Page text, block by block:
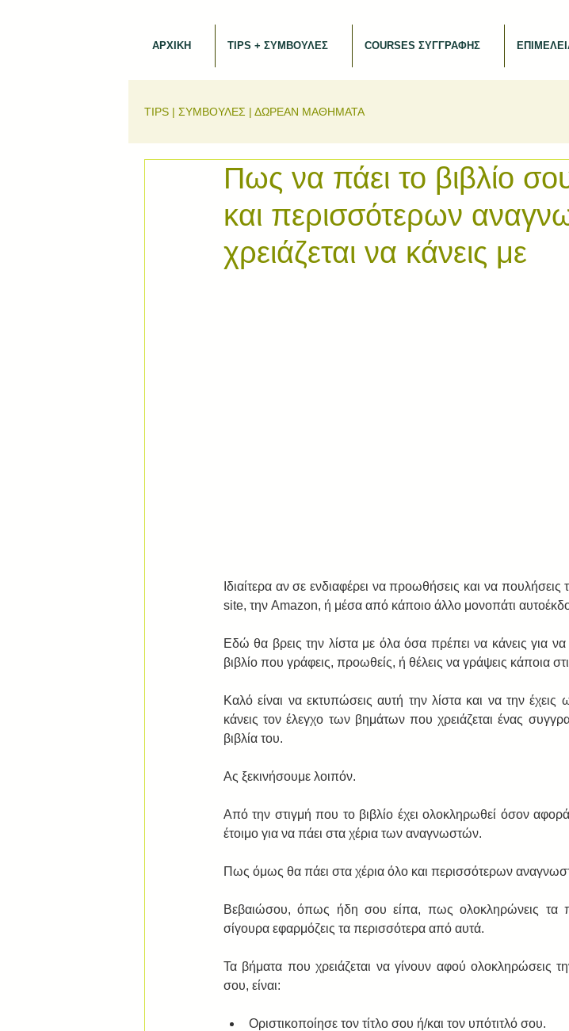
ΑΡΧΙΚΗ TIPS + ΣΥΜΒΟΥΛΕΣ COURSES ΣΥΓΓΡΑΦΗΣ
TIPS | ΣΥΜΒΟΥΛΕΣ | ΔΩΡΕΑΝ ΜΑΘΗΜΑΤΑ
Πως να πάει το βιβλίο
και περισσότερων
χρειάζεται να κάνεις με
Ιδιαίτερα αν σε ενδιαφέρει να προωθήσεις και να
site, την Amazon, ή μέσα από κάποιο άλλο μονοπάτι
Εδώ θα βρεις την λίστα με όλα όσα πρέπει να κάνεις για να
βιβλίο που γράφεις, προωθείς, ή θέλεις να γράψεις κάποια
Καλό είναι να εκτυπώσεις αυτή την λίστα και να την
κάνεις τον έλεγχο των βημάτων που χρειάζεται ένας
βιβλία του.
Ας ξεκινήσουμε λοιπόν.
Από την στιγμή που το βιβλίο έχει ολοκληρωθεί όσον αφορά
έτοιμο για να πάει στα χέρια των αναγνωστών.
Πως όμως θα πάει στα χέρια όλο και περισσότερων
Βεβαιώσου, όπως ήδη σου είπα, πως ολοκληρώνεις τα
σίγουρα εφαρμόζεις τα περισσότερα από αυτά.
Τα βήματα που χρειάζεται να γίνουν αφού ολοκληρώσεις
σου, είναι:
Οριστικοποίησε τον τίτλο σου ή/και τον υπότιτλό σου.